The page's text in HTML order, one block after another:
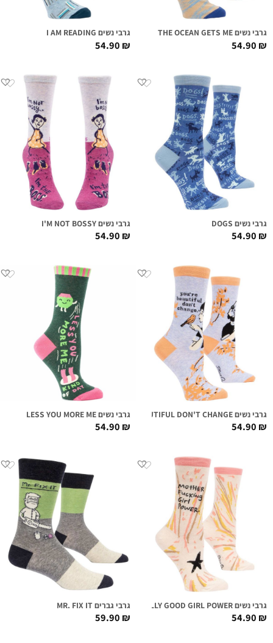
גרבי נשים THE OCEAN GETS ME
54.90₪
גרבי נשים I AM READING
54.90₪
גרבי נשים DOGS
54.90₪
גרבי נשים I'M NOT BOSSY
54.90₪
גרבי נשים YOU'RE BEAUTIFUL DON'T CHANGE
54.90₪
גרבי נשים LESS YOU MORE ME
54.90₪
גרבי נשים REALLY GOOD GIRL POWER
54.90₪
גרבי גברים MR. FIX IT
59.90₪